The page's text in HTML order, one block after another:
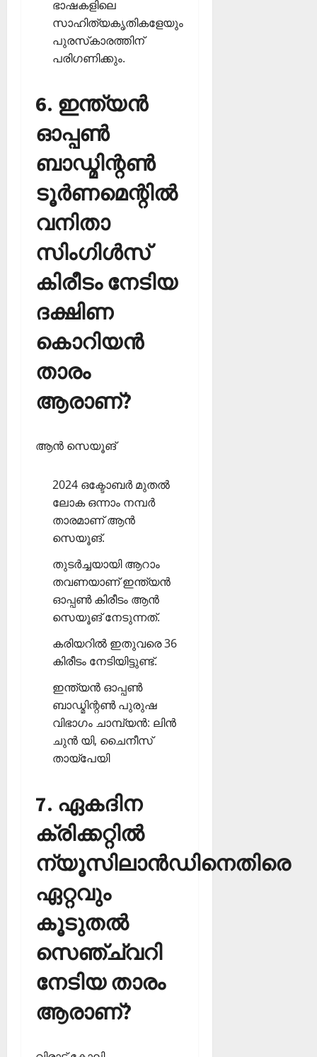
ഭാഷകളിലെ
സാഹിത്യകൃതികളേയും
പുരസ്‌കാരത്തിന്
പരിഗണിക്കും.
6. ഇന്ത്യന്‍
ഓപ്പണ്‍
ബാഡ്മിന്റണ്‍
ടൂര്‍ണമെന്റില്‍
വനിതാ
സിംഗിള്‍സ്
കിരീടം നേടിയ
ദക്ഷിണ
കൊറിയന്‍
താരം
ആരാണ്?
ആന്‍ സെയൂങ്
2024 ഒക്ടോബര്‍ മുതല്‍
ലോക ഒന്നാം നമ്പര്‍
താരമാണ് ആന്‍
സെയൂങ്.
തുടര്‍ച്ചയായി ആറാം
തവണയാണ് ഇന്ത്യന്‍
ഓപ്പണ്‍ കിരീടം ആന്‍
സെയൂങ് നേടുന്നത്.
കരിയറില്‍ ഇതുവരെ 36
കിരീടം നേടിയിട്ടുണ്ട്.
ഇന്ത്യന്‍ ഓപ്പണ്‍
ബാഡ്മിന്റണ്‍ പുരുഷ
വിഭാഗം ചാമ്പ്യന്‍: ലിന്‍
ചുന്‍ യി, ചൈനീസ്
തായ്‌പേയി
7. ഏകദിന
ക്രിക്കറ്റില്‍
ന്യൂസിലാന്‍ഡിനെതിരെ
ഏറ്റവും
കൂടുതല്‍
സെഞ്ച്വറി
നേടിയ താരം
ആരാണ്?